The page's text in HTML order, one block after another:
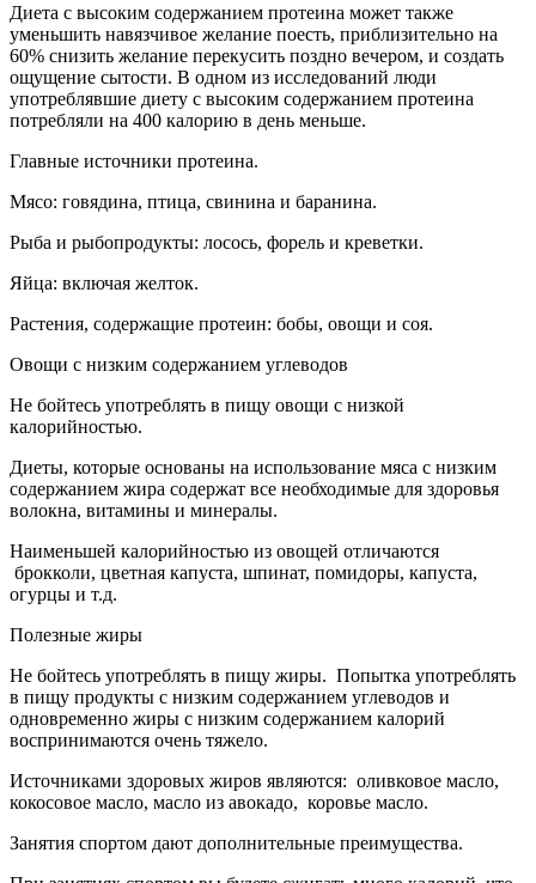
Диета с высоким содержанием протеина может также
уменьшить навязчивое желание поесть, приблизительно на
60% снизить желание перекусить поздно вечером, и создать
ощущение сытости. В одном из исследований люди
употреблявшие диету с высоким содержанием протеина
потребляли на 400 калорию в день меньше.
Главные источники протеина.
Мясо: говядина, птица, свинина и баранина.
Рыба и рыбопродукты: лосось, форель и креветки.
Яйца: включая желток.
Растения, содержащие протеин: бобы, овощи и соя.
Овощи с низким содержанием углеводов
Не бойтесь употреблять в пищу овощи с низкой
калорийностью.
Диеты, которые основаны на использование мяса с низким
содержанием жира содержат все необходимые для здоровья
волокна, витамины и минералы.
Наименьшей калорийностью из овощей отличаются
брокколи, цветная капуста, шпинат, помидоры, капуста,
огурцы и т.д.
Полезные жиры
Не бойтесь употреблять в пищу жиры. Попытка употреблять
в пищу продукты с низким содержанием углеводов и
одновременно жиры с низким содержанием калорий
воспринимаются очень тяжело.
Источниками здоровых жиров являются: оливковое масло,
кокосовое масло, масло из авокадо, коровье масло.
Занятия спортом дают дополнительные преимущества.